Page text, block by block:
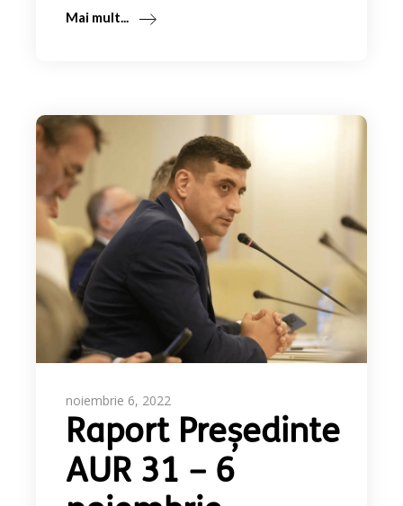
Mai mult...
noiembrie 6, 2022
Raport Președinte
AUR 31 – 6